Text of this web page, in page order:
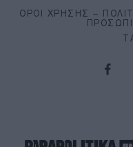
ΌΡΟΙ ΧΡΉΣΗΣ –